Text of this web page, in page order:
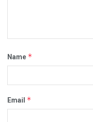
Name *
Email *